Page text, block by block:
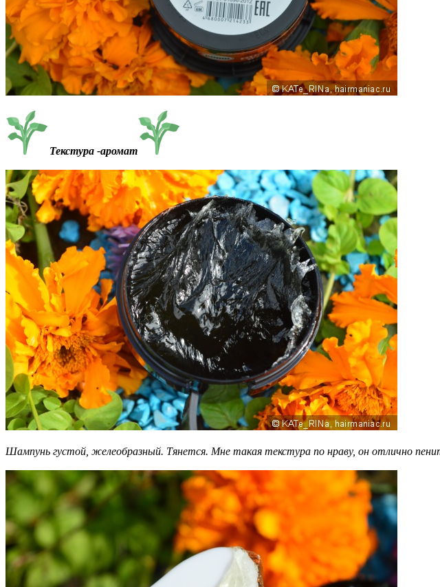
Текстура -аромат
Шампунь густой, желеобразный. Тянется. Мне такая текстура по нраву, он отлично